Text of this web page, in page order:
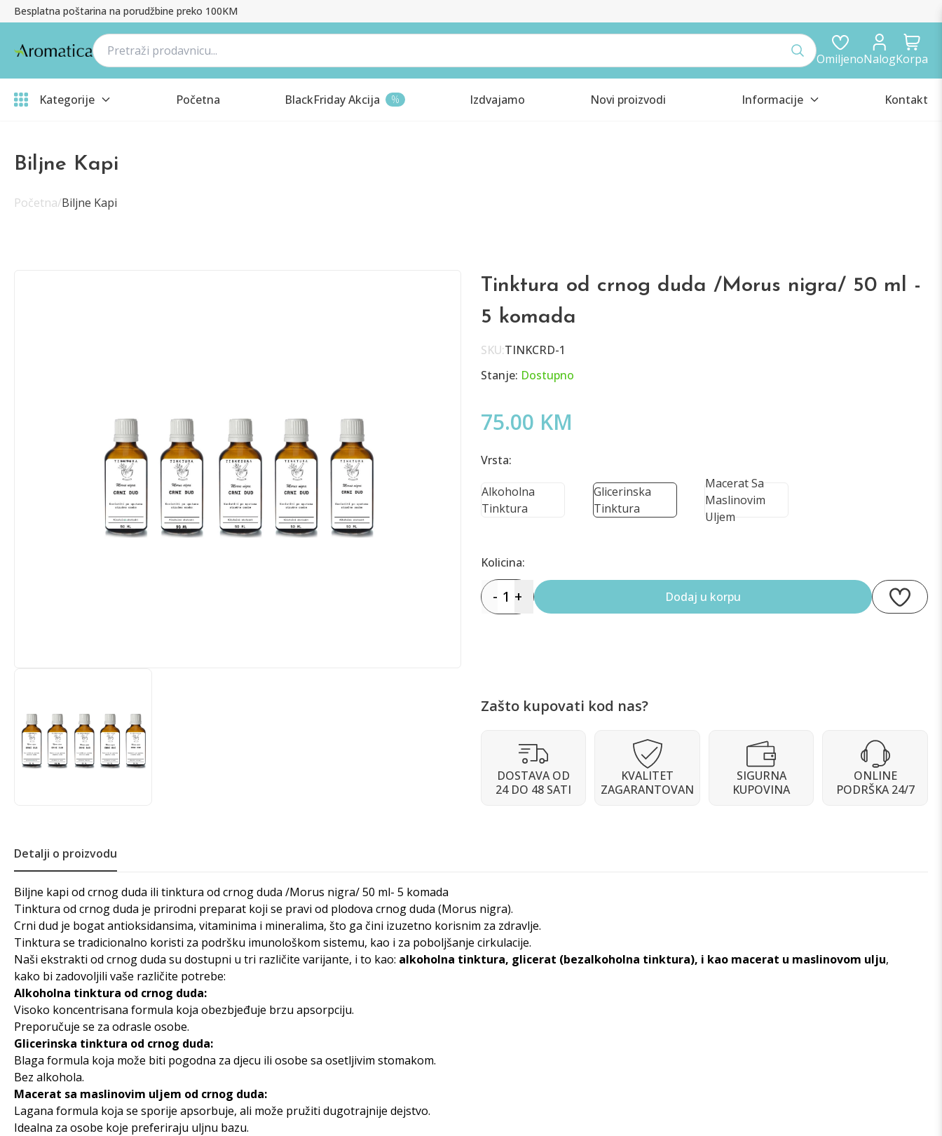
Besplatna poštarina na porudžbine preko 100KM
OmiljenoNalogKorpa
Kategorije Početna BlackFriday Akcija % Izdvajamo Novi proizvodi Informacije Kontakt
Biljne Kapi
Početna/Biljne Kapi
Tinktura od crnog duda /Morus nigra/ 50 ml -
5 komada
SKU:TINKCRD-1
Stanje: Dostupno
75.00 KM
Vrsta:
Alkoholna
Tinktura
Glicerinska
Tinktura
Macerat Sa
Maslinovim
Uljem
Kolicina:
- 1 + Dodaj u korpu
Zašto kupovati kod nas?
DOSTAVA OD
24 DO 48 SATI
KVALITET
ZAGARANTOVAN
SIGURNA
KUPOVINA
ONLINE
PODRŠKA 24/7
Detalji o proizvodu
Biljne kapi od crnog duda ili tinktura od crnog duda /Morus nigra/ 50 ml- 5 komada
Tinktura od crnog duda je prirodni preparat koji se pravi od plodova crnog duda (Morus nigra).
Crni dud je bogat antioksidansima, vitaminima i mineralima, što ga čini izuzetno korisnim za zdravlje.
Tinktura se tradicionalno koristi za podršku imunološkom sistemu, kao i za poboljšanje cirkulacije.
Naši ekstrakti od crnog duda su dostupni u tri različite varijante, i to kao: alkoholna tinktura, glicerat (bezalkoholna tinktura), i kao macerat u maslinovom ulju,
kako bi zadovoljili vaše različite potrebe:
Alkoholna tinktura od crnog duda:
Visoko koncentrisana formula koja obezbjeđuje brzu apsorpciju.
Preporučuje se za odrasle osobe.
Glicerinska tinktura od crnog duda:
Blaga formula koja može biti pogodna za djecu ili osobe sa osetljivim stomakom.
Bez alkohola.
Macerat sa maslinovim uljem od crnog duda:
Lagana formula koja se sporije apsorbuje, ali može pružiti dugotrajnije dejstvo.
Idealna za osobe koje preferiraju uljnu bazu.